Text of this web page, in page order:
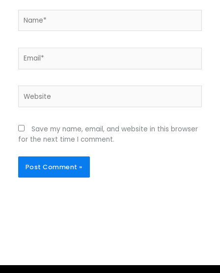
Save my name, email, and website in this browser
for the next time I comment.